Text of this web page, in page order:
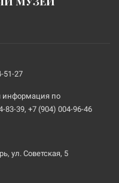
51-27
информация по
39, +7 (904) 004-96-46
ул. Советская, 5